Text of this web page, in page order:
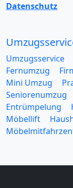
Datenschutz
Umzugsservice
Fernumzug
Mini Umzug
Seniorenumzug
Entrümpelung
Möbellift